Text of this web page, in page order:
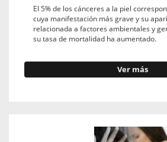
El 5% de los cánceres a la piel
cuya manifestación más grave y su
relacionada a factores ambientales y
su tasa de mortalidad ha aumentado.
Ver más